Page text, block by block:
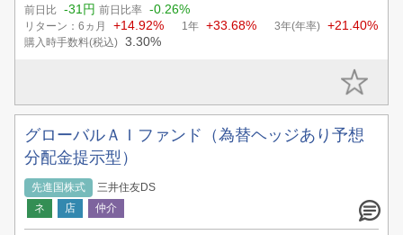
前日比 -31円 前日比率 -0.26%
リターン：6ヵ月 +14.92% 1年 +33.68% 3年(年率) +21.40%
購入時手数料(税込) 3.30%
グローバルＡＩファンド（為替ヘッジあり予想
分配金提示型）
先進国株式 三井住友DS